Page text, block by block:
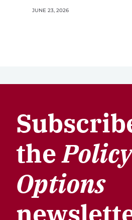
JUNE 23, 2026
thePolicy
Options